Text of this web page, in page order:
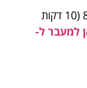
: מושב כלנית גליל תחתון, כביש 807 (10 דקות
למעבר ל-